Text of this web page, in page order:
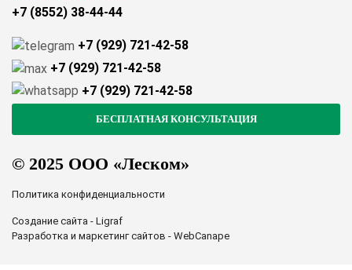
© 2025 ООО «Леском»
Политика конфиденциальности
Создание сайта - Ligraf
Разработка и маркетинг сайтов - WebCanape
+7 (8552) 38-44-44
+7 (929) 721-42-58
+7 (929) 721-42-58
+7 (929) 721-42-58